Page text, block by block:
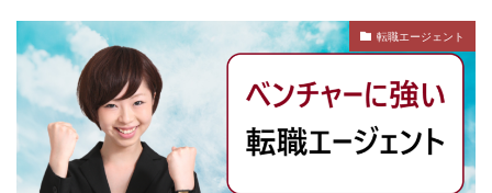
転職エージェント
栄養士人材バンク
株式会社AXIS
株式会社DYM
株式会社エス・エム・エス
株式会社エスエムエス
株式会社カメレオン
株式会社トライトキャリア
弁護士法人
建築施工管理士
株式会社リクルートメディカルキャリア